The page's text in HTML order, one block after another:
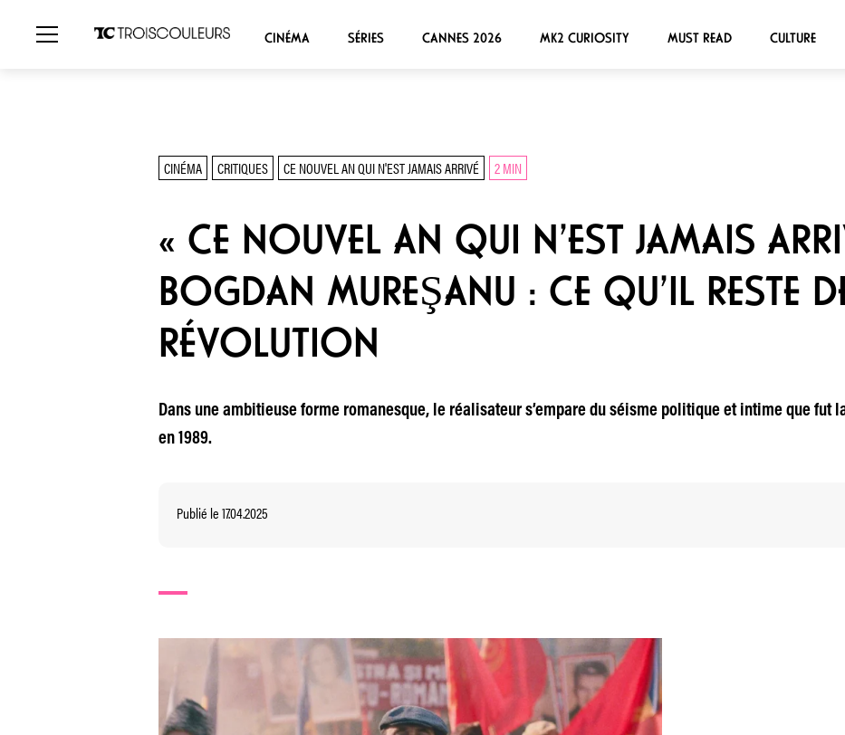
CINÉMA SÉRIES CANNES 2026 MK2 CURIOSITY MUST READ CULTURE
CINÉMA CRITIQUES CE NOUVEL AN QUI N'EST JAMAIS ARRIVÉ 2 MIN
« CE NOUVEL AN QUI N’EST JAMAIS
BOGDAN MUREŞANU : CE QU’IL RESTE
RÉVOLUTION
Dans une ambitieuse forme romanesque, le réalisateur s’empare du séisme politique et intime que fut
en 1989.
Publié le 17.04.2025